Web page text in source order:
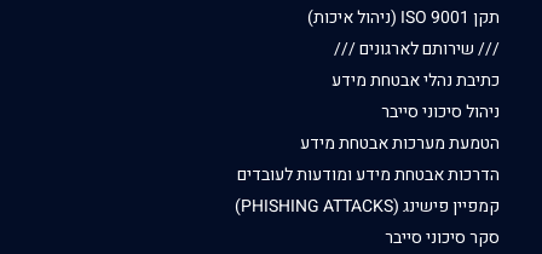
תקן ISO 9001 (ניהול איכות)
/// שירותם לארגונים ///
כתיבת נהלי אבטחת מידע
ניהול סיכוני סייבר
הטמעת מערכות אבטחת מידע
הדרכות אבטחת מידע ומודעות לעובדים
קמפיין פישינג (PHISHING ATTACKS)
סקר סיכוני סייבר